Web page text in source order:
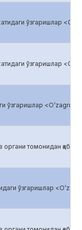
ўзгаришлар
ўзгаришлар
ўзгаришлар
органи томонидан қабул
ўзгаришлар